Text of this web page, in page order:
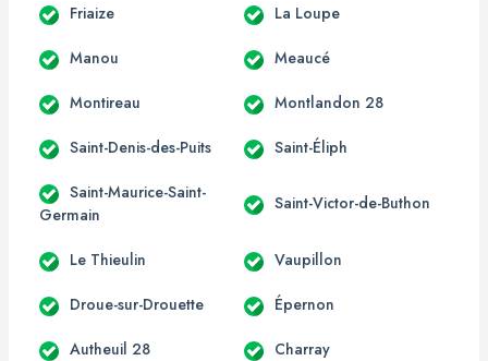
Friaize La Loupe
Manou Meaucé
Montireau Montlandon 28
Saint-Denis-des-Puits Saint-Éliph
Saint-Maurice-Saint-
Germain
Saint-Victor-de-Buthon
Le Thieulin Vaupillon
Droue-sur-Drouette Épernon
Autheuil 28 Charray